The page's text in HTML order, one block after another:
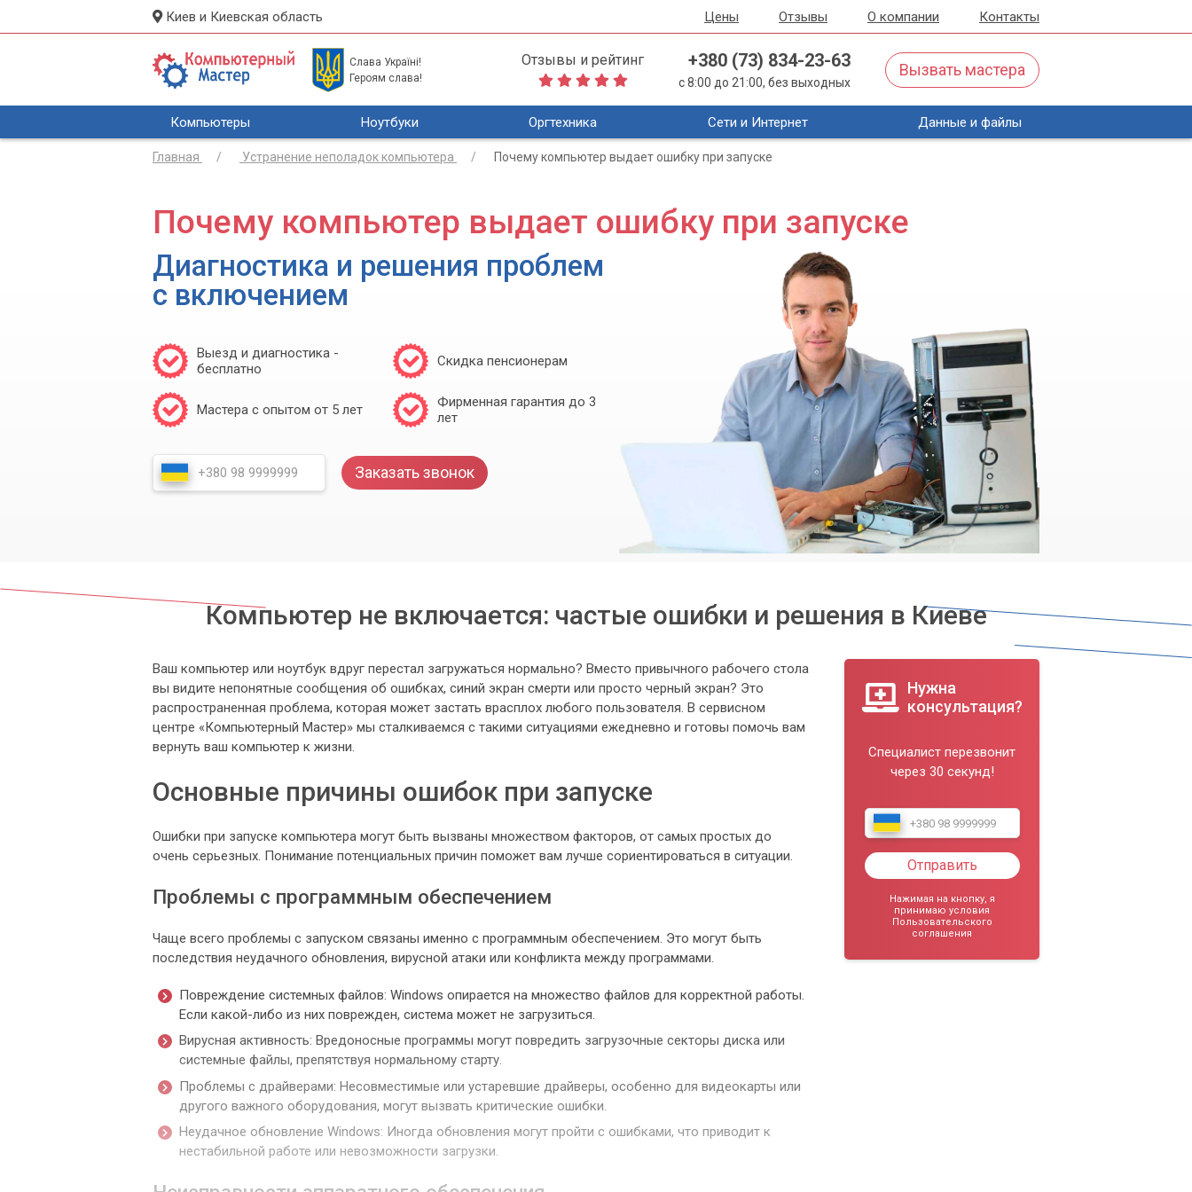
Киев и Киевская область Цены Отзывы О компании Контакты
Слава Україні!
Героям слава!
Отзывы и рейтинг +380 (73) 834-23-63
с 8:00 до 21:00, без выходных
Вызвать мастера
Компьютеры Ноутбуки Оргтехника Сети и Интернет Данные и файлы
Главная Устранение неполадок компьютера Почему компьютер выдает ошибку при запуске
Почему компьютер выдает ошибку при запуске
Диагностика и решения проблем
с включением
Выезд и диагностика -
бесплатно
Скидка пенсионерам
Мастера с опытом от 5 лет
Фирменная гарантия до 3
лет
Заказать звонок
Компьютер не включается: частые ошибки и решения в Киеве
Ваш компьютер или ноутбук вдруг перестал загружаться нормально? Вместо привычного рабочего стола
вы видите непонятные сообщения об ошибках, синий экран смерти или просто черный экран? Это
распространенная проблема, которая может застать врасплох любого пользователя. В сервисном
центре «Компьютерный Мастер» мы сталкиваемся с такими ситуациями ежедневно и готовы помочь вам
вернуть ваш компьютер к жизни.
Основные причины ошибок при запуске
Ошибки при запуске компьютера могут быть вызваны множеством факторов, от самых простых до
очень серьезных. Понимание потенциальных причин поможет вам лучше сориентироваться в ситуации.
Проблемы с программным обеспечением
Чаще всего проблемы с запуском связаны именно с программным обеспечением. Это могут быть
последствия неудачного обновления, вирусной атаки или конфликта между программами.
Повреждение системных файлов: Windows опирается на множество файлов для корректной работы.
Если какой-либо из них поврежден, система может не загрузиться.
Вирусная активность: Вредоносные программы могут повредить загрузочные секторы диска или
системные файлы, препятствуя нормальному старту.
Проблемы с драйверами: Несовместимые или устаревшие драйверы, особенно для видеокарты или
другого важного оборудования, могут вызвать критические ошибки.
Неудачное обновление Windows: Иногда обновления могут пройти с ошибками, что приводит к
нестабильной работе или невозможности загрузки.
Нужна
консультация?
Специалист перезвонит
через 30 секунд!
Отправить
Нажимая на кнопку, я
принимаю условия
Пользовательского
соглашения